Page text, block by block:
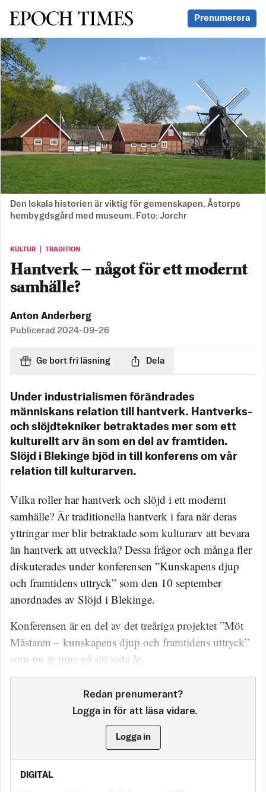
Svenska Epoch Times Prenumerera
Den lokala historien är viktig för gemenskapen. Åstorps
hembygdsgård med museum. Foto: Jorchr
KULTUR ｜ TRADITION
Hantverk − något för ett modernt
samhälle?
Anton Anderberg
Publicerad 2024-09-26
Ge bort fri läsning Dela
Under industrialismen förändrades
människans relation till hantverk. Hantverks-
och slöjdtekniker betraktades mer som ett
kulturellt arv än som en del av framtiden.
Slöjd i Blekinge bjöd in till konferens om vår
relation till kulturarven.
Vilka roller har hantverk och slöjd i ett modernt
samhälle? Är traditionella hantverk i fara när deras
yttringar mer blir betraktade som kulturarv att bevara
än hantverk att utveckla? Dessa frågor och många fler
diskuterades under konferensen ”Kunskapens djup
och framtidens uttryck” som den 10 september
anordnades av Slöjd i Blekinge.
Konferensen är en del av det treåriga projektet ”Möt
Mästaren – kunskapens djup och framtidens uttryck”
som nu är inne på sitt sista år.
Redan prenumerant?
Logga in för att läsa vidare.
Logga in
DIGITAL